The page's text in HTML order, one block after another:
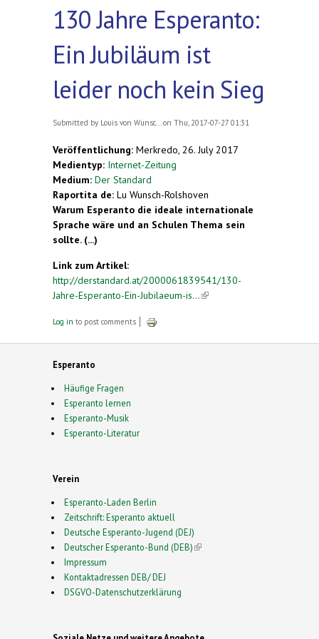
130 Jahre Esperanto:
Ein Jubiläum ist
leider noch kein Sieg
Submitted by Louis von Wunsc... on Thu, 2017-07-27 01:31
Veröffentlichung: Merkredo, 26. July 2017
Medientyp: Internet-Zeitung
Medium: Der Standard
Raportita de: Lu Wunsch-Rolshoven
Warum Esperanto die ideale internationale
Sprache wäre und an Schulen Thema sein
sollte. (...)
Link zum Artikel:
http://derstandard.at/2000061839541/130-
Jahre-Esperanto-Ein-Jubilaeum-is...(link is
Log in to post comments
Esperanto
Häufige Fragen
Esperanto lernen
Esperanto-Musik
Esperanto-Literatur
Verein
Esperanto-Laden Berlin
Zeitschrift: Esperanto aktuell
Deutsche Esperanto-Jugend (DEJ)
Deutscher Esperanto-Bund (DEB)(link is external)
Impressum
Kontaktadressen DEB/ DEJ
DSGVO-Datenschutzerklärung